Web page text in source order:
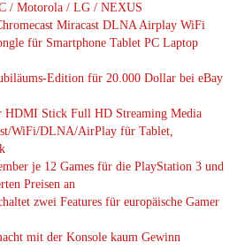
/ Motorola / LG / NEXUS
Miracast DLNA Airplay WiFi
für Smartphone Tablet PC Laptop
Edition für 20.000 Dollar bei eBay
HDMI Stick Full HD Streaming Media
WiFi/DLNA/AirPlay für Tablet,
je 12 Games für die PlayStation 3 und
Preisen an
zwei Features für europäische Gamer
mit der Konsole kaum Gewinn